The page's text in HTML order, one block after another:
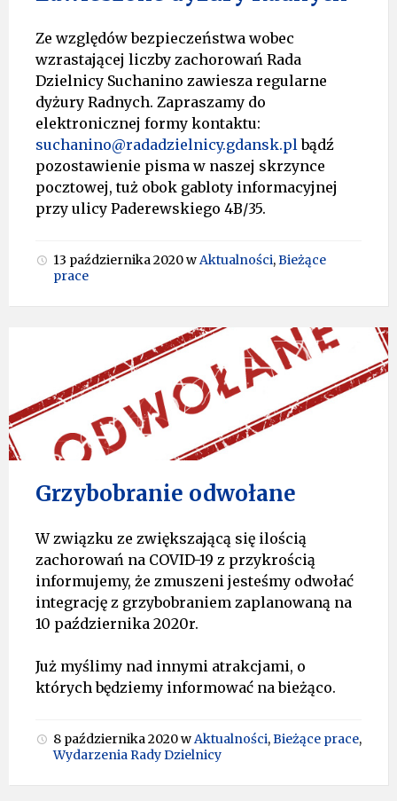
Ze względów bezpieczeństwa wobec
wzrastającej liczby zachorowań Rada
Dzielnicy Suchanino zawiesza regularne
dyżury Radnych. Zapraszamy do
elektronicznej formy kontaktu:
suchanino@radadzielnicy.gdansk.plbądź
pozostawienie pisma w naszej skrzynce
pocztowej, tuż obok gabloty informacyjnej
przy ulicy Paderewskiego 4B/35.
13 października 2020wAktualności,Bieżące
prace
Grzybobranie odwołane
W związku ze zwiększającą się ilością
zachorowań na COVID-19 z przykrością
informujemy, że zmuszeni jesteśmy odwołać
integrację z grzybobraniem zaplanowaną na
10 października 2020r.
Już myślimy nad innymi atrakcjami, o
których będziemy informować na bieżąco.
8 października 2020wAktualności,Bieżące prace,
Wydarzenia Rady Dzielnicy